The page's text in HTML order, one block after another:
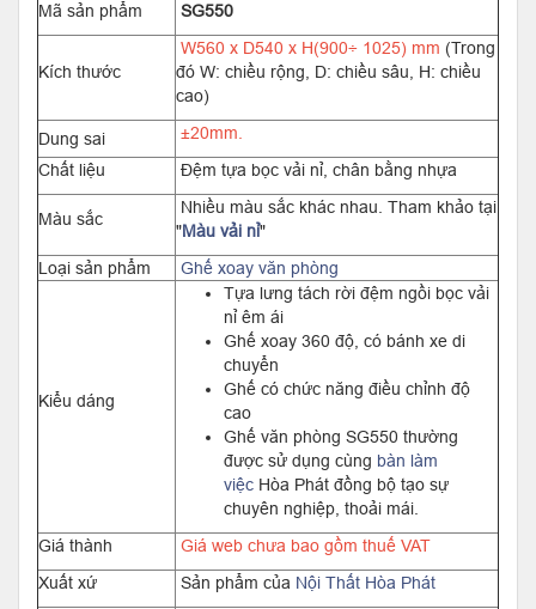
Mã sản phẩm
SG550
Kích thước
W560 x D540 x H(900÷ 1025) mm (Trong
đó W: chiều rộng, D: chiều sâu, H: chiều
cao)
Dung sai
±20mm.
Chất liệu
Đệm tựa bọc vải nỉ, chân bằng nhựa
Màu sắc
Nhiều màu sắc khác nhau. Tham khảo tại
"Màu vải nỉ"
Loại sản phẩm
Ghế xoay văn phòng
Kiểu dáng
Tựa lưng tách rời đệm ngồi bọc vải
nỉ êm ái
Ghế xoay 360 độ, có bánh xe di
chuyển
Ghế có chức năng điều chỉnh độ
cao
Ghế văn phòng SG550 thường
được sử dụng cùng bàn làm
việc Hòa Phát đồng bộ tạo sự
chuyên nghiệp, thoải mái.
Giá thành
Giá web chưa bao gồm thuế VAT
Xuất xứ
Sản phẩm của Nội Thất Hòa Phát